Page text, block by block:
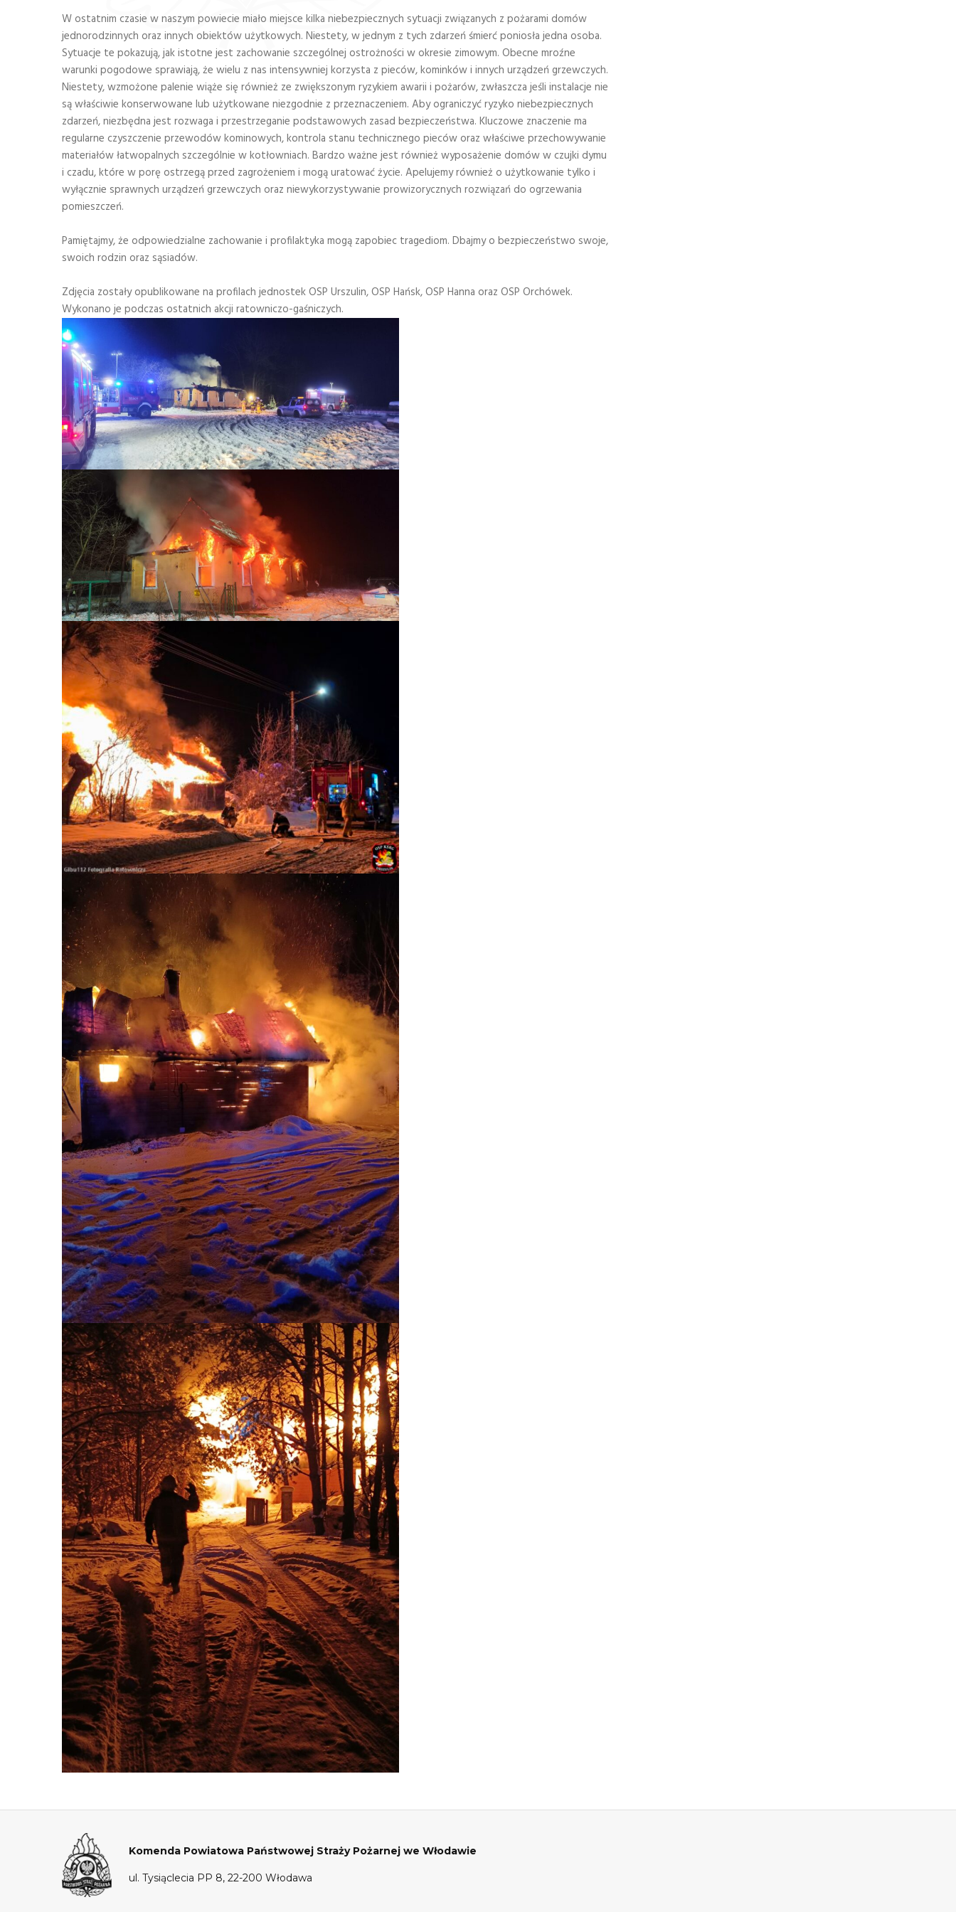
W ostatnim czasie w naszym powiecie miało miejsce kilka niebezpiecznych sytuacji związanych z pożarami domów
jednorodzinnych oraz innych obiektów użytkowych. Niestety, w jednym z tych zdarzeń śmierć poniosła jedna osoba.
Sytuacje te pokazują, jak istotne jest zachowanie szczególnej ostrożności w okresie zimowym. Obecne mroźne
warunki pogodowe sprawiają, że wielu z nas intensywniej korzysta z pieców, kominków i innych urządzeń grzewczych.
Niestety, wzmożone palenie wiąże się również ze zwiększonym ryzykiem awarii i pożarów, zwłaszcza jeśli instalacje nie
są właściwie konserwowane lub użytkowane niezgodnie z przeznaczeniem. Aby ograniczyć ryzyko niebezpiecznych
zdarzeń, niezbędna jest rozwaga i przestrzeganie podstawowych zasad bezpieczeństwa. Kluczowe znaczenie ma
regularne czyszczenie przewodów kominowych, kontrola stanu technicznego pieców oraz właściwe przechowywanie
materiałów łatwopalnych szczególnie w kotłowniach. Bardzo ważne jest również wyposażenie domów w czujki dymu
i czadu, które w porę ostrzegą przed zagrożeniem i mogą uratować życie. Apelujemy również o użytkowanie tylko i
wyłącznie sprawnych urządzeń grzewczych oraz niewykorzystywanie prowizorycznych rozwiązań do ogrzewania
pomieszczeń.
Pamiętajmy, że odpowiedzialne zachowanie i profilaktyka mogą zapobiec tragediom. Dbajmy o bezpieczeństwo swoje,
swoich rodzin oraz sąsiadów.
Zdjęcia zostały opublikowane na profilach jednostek OSP Urszulin, OSP Hańsk, OSP Hanna oraz OSP Orchówek.
Wykonano je podczas ostatnich akcji ratowniczo-gaśniczych.
Komenda Powiatowa Państwowej Straży Pożarnej we Włodawie
ul. Tysiąclecia PP 8, 22-200 Włodawa